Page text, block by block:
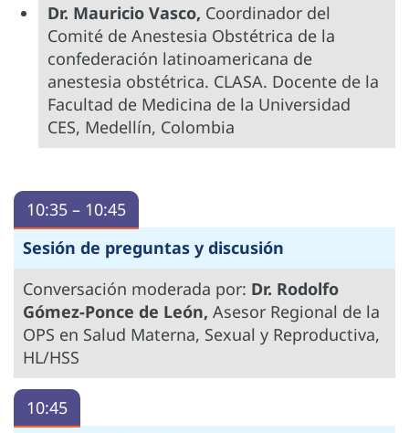
Dr. Mauricio Vasco, Coordinador del
Comité de Anestesia Obstétrica de la
confederación latinoamericana de
anestesia obstétrica. CLASA. Docente de la
Facultad de Medicina de la Universidad
CES, Medellín, Colombia
10:35 – 10:45
Sesión de preguntas y discusión
Conversación moderada por: Dr. Rodolfo
Gómez-Ponce de León, Asesor Regional de la
OPS en Salud Materna, Sexual y Reproductiva,
HL/HSS
10:45